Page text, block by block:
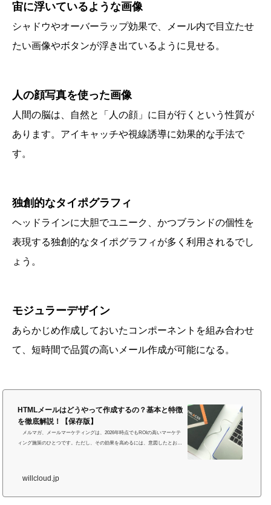
宙に浮いているような画像
シャドウやオーバーラップ効果で、メール内で目立たせ
たい画像やボタンが浮き出ているように見せる。
人の顔写真を使った画像
人間の脳は、自然と「人の顔」に目が行くという性質が
あります。アイキャッチや視線誘導に効果的な手法で
す。
独創的なタイポグラフィ
ヘッドラインに大胆でユニーク、かつブランドの個性を
表現する独創的なタイポグラフィが多く利用されるでし
ょう。
モジュラーデザイン
あらかじめ作成しておいたコンポーネントを組み合わせ
て、短時間で品質の高いメール作成が可能になる。
HTMLメールはどうやって作成するの？基本と特徴
を徹底解説！【保存版】
メルマガ、メールマーケティングは、2026年時点でもROIの高いマーケテ
ィング施策のひとつです。ただし、その効果を高めるには、意図したとおり
willcloud.jp